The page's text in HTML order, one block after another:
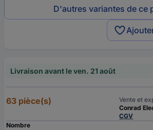
D'autres variantes de ce
Livraison avant le ven. 21 août
63 pièce(s)
Vente et
Conrad
CGV
Nombre